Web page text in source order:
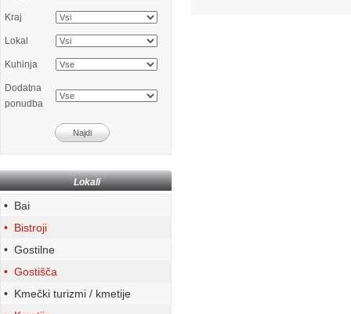
Kraj
Lokal
Kuhinja
Dodatna
ponudba
Lokali
• Bai
• Bistroji
• Gostilne
• Gostišča
• Kmečki turizmi / kmetije